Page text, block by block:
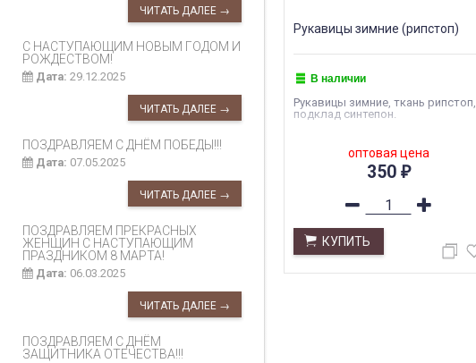
ЧИТАТЬ ДАЛЕЕ →
С НАСТУПАЮЩИМ НОВЫМ ГОДОМ И
РОЖДЕСТВОМ!
Дата: 29.12.2025
ЧИТАТЬ ДАЛЕЕ →
ПОЗДРАВЛЯЕМ С ДНЁМ ПОБЕДЫ!!!
Дата: 07.05.2025
ЧИТАТЬ ДАЛЕЕ →
ПОЗДРАВЛЯЕМ ПРЕКРАСНЫХ
ЖЕНЩИН С НАСТУПАЮЩИМ
ПРАЗДНИКОМ 8 МАРТА!
Дата: 06.03.2025
ЧИТАТЬ ДАЛЕЕ →
ПОЗДРАВЛЯЕМ С ДНЁМ
ЗАЩИТНИКА ОТЕЧЕСТВА!!!
Рукавицы зимние (рипстоп)
В наличии
Рукавицы зимние, ткань рипстоп,
подклад синтепон.
оптовая цена
350 ₽
КУПИТЬ